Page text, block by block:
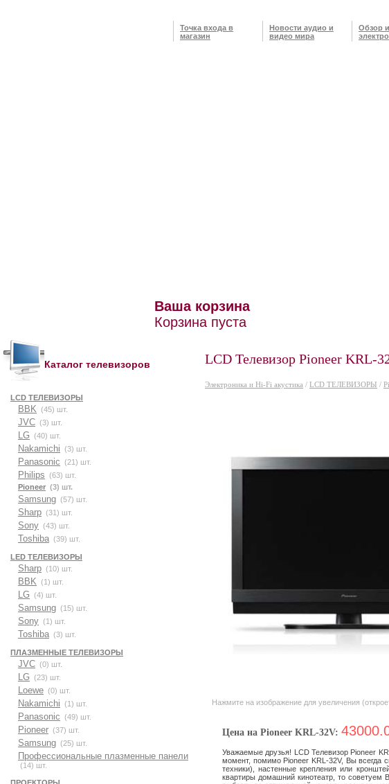
Точка входа в
магазин
Новости аудио и
видео мира
Обзор и
Ваша корзина
Корзина пуста
Каталог телевизоров
LCD ТЕЛЕВИЗОРЫ
BBK (45) шт.
JVC (3) шт.
LG (40) шт.
Nakamichi (3) шт.
Panasonic (21) шт.
Philips
(63) шт.
Pioneer (3) шт.
Samsung (57) шт.
Sharp (31) шт.
Sony (43) шт.
Toshiba (39) шт.
LED ТЕЛЕВИЗОРЫ
Sharp (10) шт.
BBK (1) шт.
LG (4) шт.
Samsung (15) шт.
Sony (1) шт.
Toshiba (3) шт.
ПЛАЗМЕННЫЕ ТЕЛЕВИЗОРЫ
JVC (0) шт.
LG (23) шт.
Loewe (0) шт.
Nakamichi (1) шт.
Panasonic (49) шт.
Pioneer (37) шт.
Samsung (25) шт.
Профессиональные плазменные панели
(14) шт.
LCD Телевизор Pioneer KRL-
Электроника и Hi-Fi акустика / LCD ТЕЛЕВИЗОРЫ /
Нажмите на изображение для увеличения
Цена на Pioneer KRL-32V:
Уважаемые друзья! LCD Телевизор Pioneer
момент, помимо Pioneer KRL-32V, Вы всегда
техники), настенные крепления или
квартиры домашний кинотеатр, то советуем